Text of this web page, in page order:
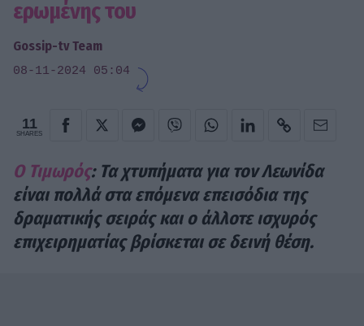
ερωμένης του
Gossip-tv Team
08-11-2024 05:04
11
SHARES
Ο Τιμωρός: Τα χτυπήματα για τον Λεωνίδα
είναι πολλά στα επόμενα επεισόδια της
δραματικής σειράς και ο άλλοτε ισχυρός
επιχειρηματίας βρίσκεται σε δεινή θέση.